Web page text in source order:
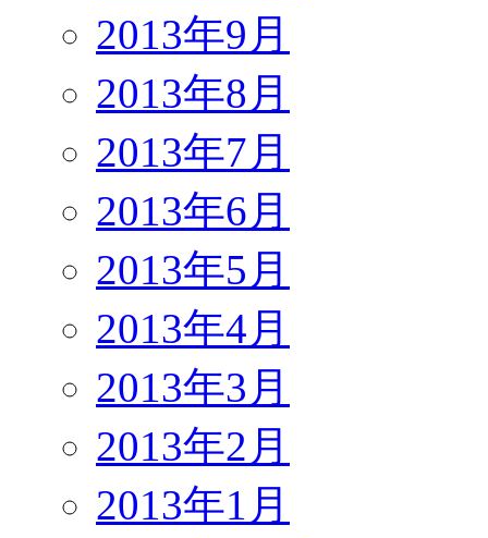
2013年9月
2013年8月
2013年7月
2013年6月
2013年5月
2013年4月
2013年3月
2013年2月
2013年1月